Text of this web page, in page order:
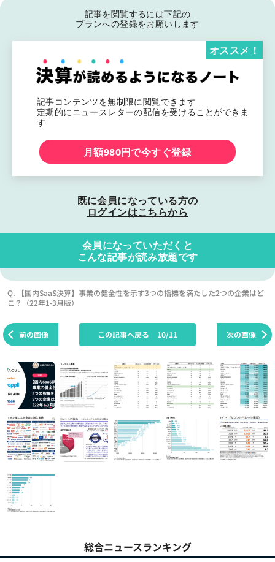
記事を閲覧するには下記の
プランへの登録をお願いします
記事コンテンツを無制限に閲覧できます
定期的にニュースレターの配信を受けることができま
す
オススメ！
月額980円で今すぐ登録
既に会員になっている方の
ログインはこちらから
会員になっていただくと
こんな記事が読み放題です
Q. 【国内SaaS決算】事業の健全性を示す3つの指標を満たした2つの企業はど
こ？（22年1-3月版）
前の画像 次の画像
この記事へ戻る 10/11
総合ニュースランキング